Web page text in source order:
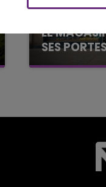
LE
SES
C'était l'une
FM LA